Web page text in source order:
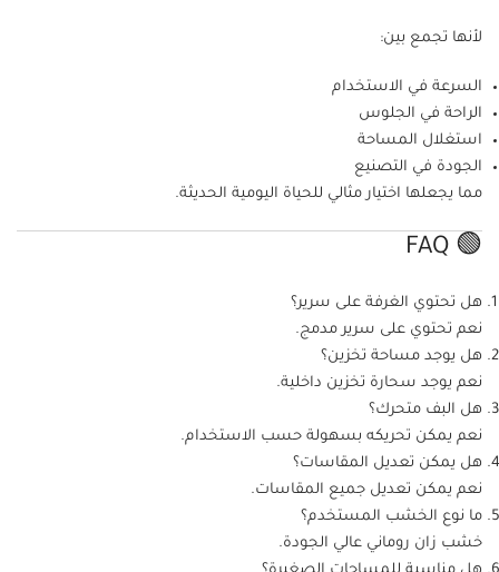
لأنها تجمع بين:
السرعة في الاستخدام
الراحة في الجلوس
استغلال المساحة
الجودة في التصنيع
مما يجعلها اختيار مثالي للحياة اليومية الحديثة.
🟢 FAQ
هل تحتوي الغرفة على سرير؟
نعم تحتوي على سرير مدمج.
هل يوجد مساحة تخزين؟
نعم يوجد سحارة تخزين داخلية.
هل البف متحرك؟
نعم يمكن تحريكه بسهولة حسب الاستخدام.
هل يمكن تعديل المقاسات؟
نعم يمكن تعديل جميع المقاسات.
ما نوع الخشب المستخدم؟
خشب زان روماني عالي الجودة.